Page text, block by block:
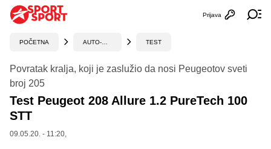
Otvori
Prijava
POČETNA TEST
Povratak kralja, koji je zaslužio da nosi Peugeotov sveti
broj 205
Test Peugeot 208 Allure 1.2 PureTech 100
STT
09.05.20. - 11:20,